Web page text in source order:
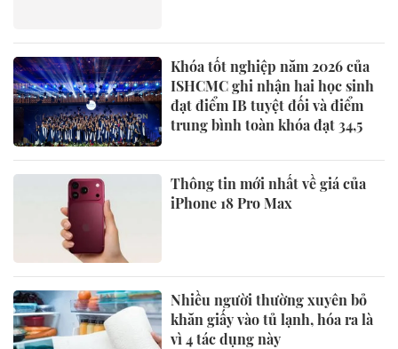
Khóa tốt nghiệp năm 2026 của
ISHCMC ghi nhận hai học sinh
đạt điểm IB tuyệt đối và điểm
trung bình toàn khóa đạt 34,5
Thông tin mới nhất về giá của
iPhone 18 Pro Max
Nhiều người thường xuyên bỏ
khăn giấy vào tủ lạnh, hóa ra là
vì 4 tác dụng này